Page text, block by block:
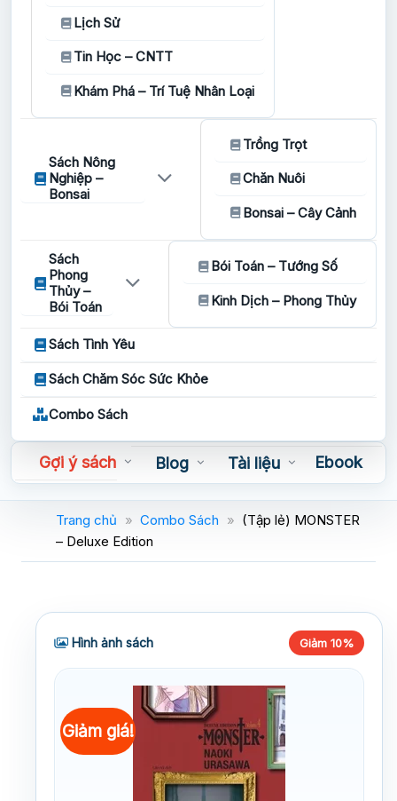
Lịch Sử
Tin Học – CNTT
Khám Phá – Trí Tuệ Nhân Loại
Sách Nông
Nghiệp –
Bonsai
Trồng Trọt
Chăn Nuôi
Bonsai – Cây Cảnh
Sách
Phong
Thủy –
Bói Toán
Bói Toán – Tướng Số
Kinh Dịch – Phong Thủy
Sách Tình Yêu
Sách Chăm Sóc Sức Khỏe
Combo Sách
Gợi ý sách Blog Tài liệu
Ebook
Sách nói
Trang chủ » Combo Sách » (Tập lẻ) MONSTER
– Deluxe Edition
Hình ảnh sách Giảm 10%
Giảm giá!